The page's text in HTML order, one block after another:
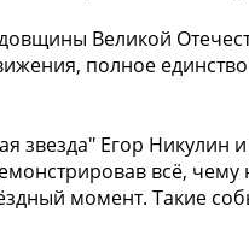
Великой
полное
звезда" Егор
всё,
момент. Такие